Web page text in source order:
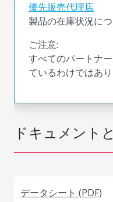
ドキュメント
データシート (PDF)
優先販売代理店
製品の在庫状況に
ご注意:
すべてのパートナ
ているわけではあり